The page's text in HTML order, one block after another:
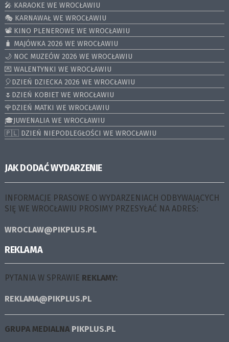
🎤 KARAOKE WE WROCŁAWIU
🎭 KARNAWAŁ WE WROCŁAWIU
📽️ KINO PLENEROWE WE WROCŁAWIU
🧳 MAJÓWKA 2026 WE WROCŁAWIU
🌙 NOC MUZEÓW 2026 WE WROCŁAWIU
💌 WALENTYNKI WE WROCŁAWIU
🎈DZIEŃ DZIECKA 2026 WE WROCŁAWIU
🌷DZIEŃ KOBIET WE WROCŁAWIU
🌹DZIEŃ MATKI WE WROCŁAWIU
🎓JUWENALIA WE WROCŁAWIU
🇵🇱 DZIEŃ NIEPODLEGŁOŚCI WE WROCŁAWIU
JAK DODAĆ WYDARZENIE
INFORMACJE PRASOWE O WYDARZENIACH ODBYWAJĄCYCH
SIĘ WE WROCŁAWIU PROSIMY PRZESYŁAĆ NA ADRES:
WROCLAW@PIKPLUS.PL
REKLAMA
PYTANIA W SPRAWIE REKLAMY:
REKLAMA@PIKPLUS.PL
GRUPA MEDIALNA PIKPLUS.PL